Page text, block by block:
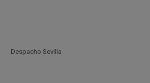
Despacho Sevilla